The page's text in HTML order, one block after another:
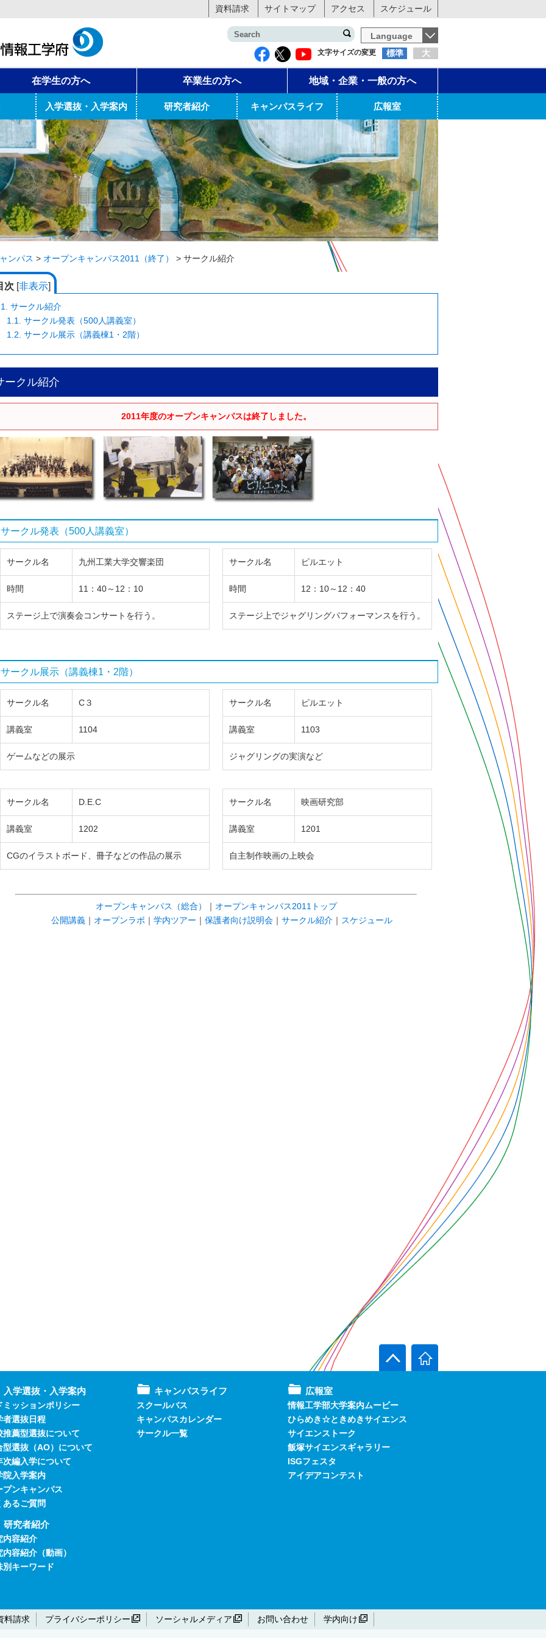
資料請求 サイトマップ アクセス スケジュール
Language
文字サイズの変更 標準 大
在学生の方へ 卒業生の方へ 地域・企業・一般の方へ
入学選抜・入学案内 研究者紹介 キャンパスライフ 広報室
ンパス > オープンキャンパス2011（終了） > サークル紹介
次 [非表示]
1. サークル紹介
1.1. サークル発表（500人講義室）
1.2. サークル展示（講義棟1・2階）
ークル紹介
2011年度のオープンキャンパスは終了しました。
サークル発表（500人講義室）
サークル名 九州工業大学交響楽団
時間 11：40～12：10
ステージ上で演奏会コンサートを行う。
サークル名 ピルエット
時間 12：10～12：40
ステージ上でジャグリングパフォーマンスを行う。
サークル展示（講義棟1・2階）
サークル名 C３
講義室 1104
ゲームなどの展示
サークル名 ピルエット
講義室 1103
ジャグリングの実演など
サークル名 D.E.C
講義室 1202
CGのイラストボード、冊子などの作品の展示
サークル名 映画研究部
講義室 1201
自主制作映画の上映会
オープンキャンパス（総合） ｜ オープンキャンパス2011トップ
公開講義｜ オープンラボ ｜ 学内ツアー ｜ 保護者向け説明会｜ サークル紹介｜ スケジュール
入学選抜・入学案内
ミッションポリシー
者選抜日程
推薦型選抜について
型選抜（AO）について
次編入学について
院入学案内
プンキャンパス
あるご質問
研究者紹介
内容紹介
内容紹介（動画）
別キーワード
キャンパスライフ
スクールバス
キャンパスカレンダー
サークル一覧
広報室
情報工学部大学案内ムービー
ひらめき☆ときめきサイエンス
サイエンストーク
飯塚サイエンスギャラリー
ISGフェスタ
アイデアコンテスト
料請求 プライバシーポリシー ソーシャルメディア お問い合わせ 学内向け